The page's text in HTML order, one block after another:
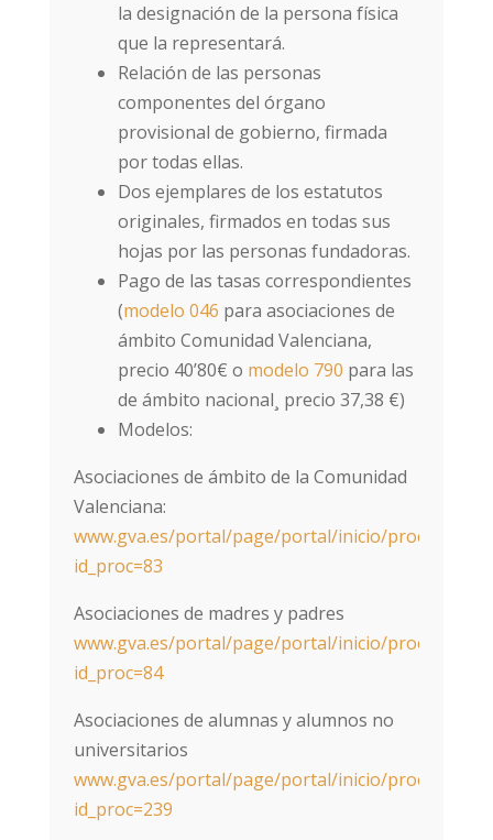
la designación de la persona física
que la representará.
Relación de las personas
componentes del órgano
provisional de gobierno, firmada
por todas ellas.
Dos ejemplares de los estatutos
originales, firmados en todas sus
hojas por las personas fundadoras.
Pago de las tasas correspondientes
(modelo 046 para asociaciones de
ámbito Comunidad Valenciana,
precio 40’80€ o modelo 790 para las
de ámbito nacional¸ precio 37,38 €)
Modelos:
Asociaciones de ámbito de la Comunidad
Valenciana:
www.gva.es/portal/page/portal/inicio/
id_proc=83
Asociaciones de madres y padres
www.gva.es/portal/page/portal/inicio/
id_proc=84
Asociaciones de alumnas y alumnos no
universitarios
www.gva.es/portal/page/portal/inicio/
id_proc=239